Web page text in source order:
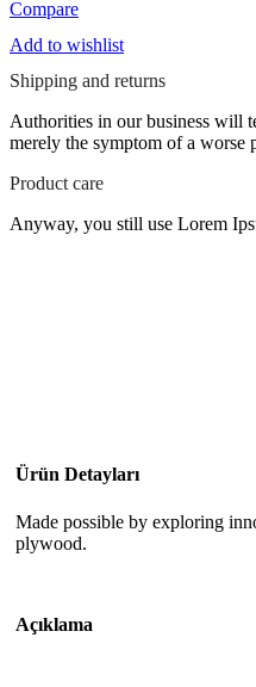
Compare
Add to wishlist
Shipping and returns
Authorities in our business will
merely the symptom of a worse
Product care
Anyway, you still use Lorem
Ürün Detayları
Made possible by exploring
plywood.
Açıklama